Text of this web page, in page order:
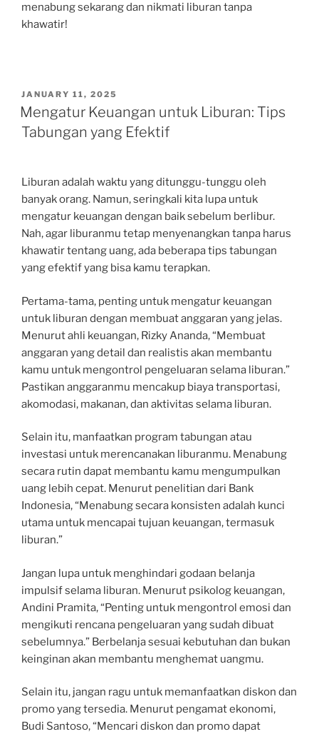
menabung sekarang dan nikmati liburan tanpa
khawatir!
POSTED
ON
JANUARY 11, 2025
Mengatur Keuangan untuk Liburan: Tips
Tabungan yang Efektif
Liburan adalah waktu yang ditunggu-tunggu oleh
banyak orang. Namun, seringkali kita lupa untuk
mengatur keuangan dengan baik sebelum berlibur.
Nah, agar liburanmu tetap menyenangkan tanpa harus
khawatir tentang uang, ada beberapa tips tabungan
yang efektif yang bisa kamu terapkan.
Pertama-tama, penting untuk mengatur keuangan
untuk liburan dengan membuat anggaran yang jelas.
Menurut ahli keuangan, Rizky Ananda, “Membuat
anggaran yang detail dan realistis akan membantu
kamu untuk mengontrol pengeluaran selama liburan.”
Pastikan anggaranmu mencakup biaya transportasi,
akomodasi, makanan, dan aktivitas selama liburan.
Selain itu, manfaatkan program tabungan atau
investasi untuk merencanakan liburanmu. Menabung
secara rutin dapat membantu kamu mengumpulkan
uang lebih cepat. Menurut penelitian dari Bank
Indonesia, “Menabung secara konsisten adalah kunci
utama untuk mencapai tujuan keuangan, termasuk
liburan.”
Jangan lupa untuk menghindari godaan belanja
impulsif selama liburan. Menurut psikolog keuangan,
Andini Pramita, “Penting untuk mengontrol emosi dan
mengikuti rencana pengeluaran yang sudah dibuat
sebelumnya.” Berbelanja sesuai kebutuhan dan bukan
keinginan akan membantu menghemat uangmu.
Selain itu, jangan ragu untuk memanfaatkan diskon dan
promo yang tersedia. Menurut pengamat ekonomi,
Budi Santoso, “Mencari diskon dan promo dapat